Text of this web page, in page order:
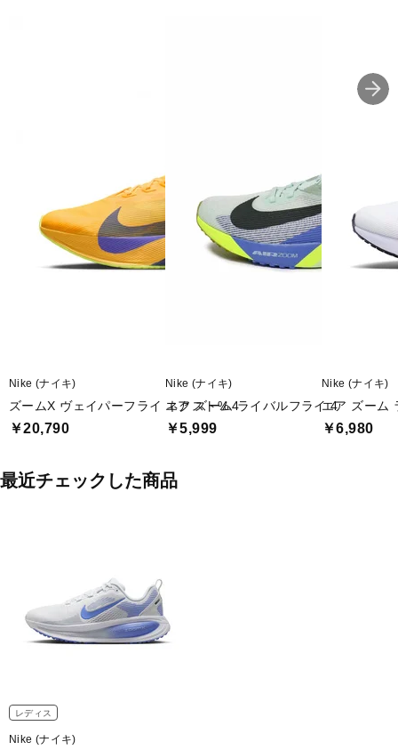
Nike (ナイキ)
ズームX ヴェイパーフライ ネクスト% 4
￥20,790
Nike (ナイキ)
エア ズーム ライバルフライ 4
￥5,999
Nike (ナイキ)
エア ズーム
￥6,980
最近チェックした商品
レディス
Nike (ナイキ)